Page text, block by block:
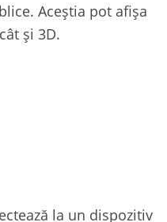
Aceștia pot afișa
și 3D.
la un dispozitiv